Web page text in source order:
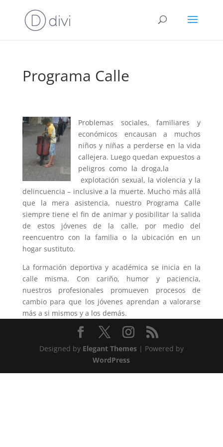
Programa Calle
Problemas sociales, familiares y
económicos encausan a muchos
niños y niñas a perderse en la vida
callejera. Luego quedan expuestos a
peligros como la droga,la
explotación sexual, la violencia y la
delincuencia – inclusive a la muerte. Mucho más allá
que la mera asistencia, nuestro Programa Calle
siempre tiene el fin de animar y posibilitar la salida
de estos jóvenes de la calle, por medio del
reencuentro con la familia o la ubicación en un
hogar sustituto.
La formación deportiva y académica se inicia en la
calle misma. Con cariño, humor y paciencia,
nuestros profesionales promueven procesos de
cambio para que los jóvenes aprendan a valorarse
más a si mismos y a los demás.
Designed by Elegant Themes| Powered by
WordPress